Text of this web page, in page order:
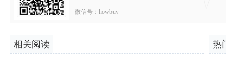
微信号：howbuy
相关阅读 热